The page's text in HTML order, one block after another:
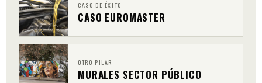
CASO DE ÉXITO
CASO EUROMASTER
OTRO PILAR
MURALES SECTOR PÚBLICO